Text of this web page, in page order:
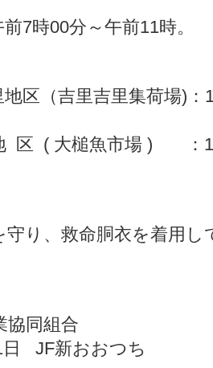
前7時00分～午前11時。
地区（吉里吉里集荷場)
区 ( 大槌魚市場 ) ：1
り、救命胴衣を着用し
協同組合
日 JF新おおつち